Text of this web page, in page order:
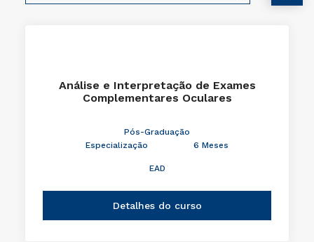
Análise e Interpretação de Exames
Complementares Oculares
Pós-Graduação
Especialização
6 Meses
EAD
Detalhes do curso